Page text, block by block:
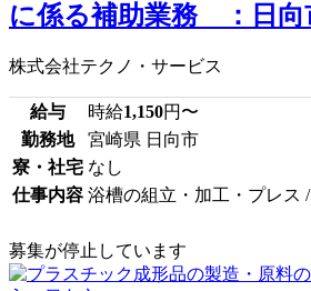
に係る補助業務 ：日向
株式会社テクノ・サービス
給与 時給1,150円〜
勤務地
宮崎県 日向市
寮・社宅 なし
仕事内容 浴槽の組立・加工・プレス
募集が停止しています